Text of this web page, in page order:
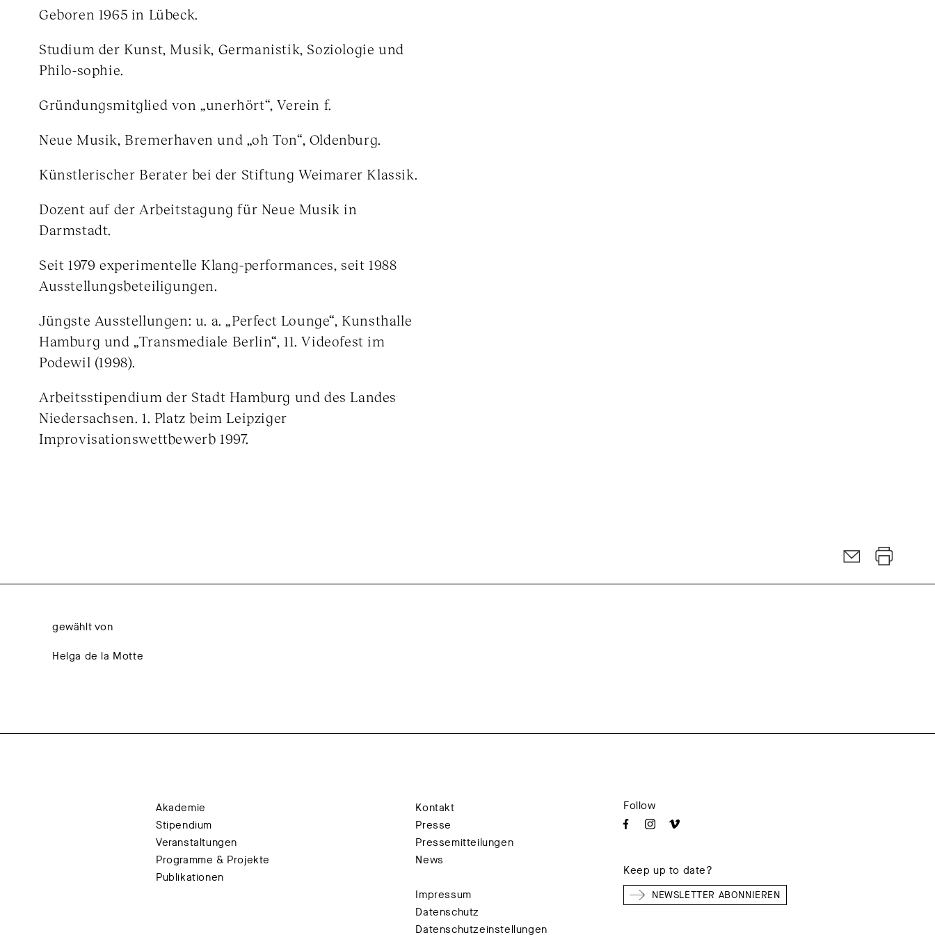
Geboren 1965 in Lübeck.
Studium der Kunst, Musik, Germanistik, Soziologie und
Philo-sophie.
Gründungsmitglied von „unerhört“, Verein f.
Neue Musik, Bremerhaven und „oh Ton“, Oldenburg.
Künstlerischer Berater bei der Stiftung Weimarer Klassik.
Dozent auf der Arbeitstagung für Neue Musik in
Darmstadt.
Seit 1979 experimentelle Klang-performances, seit 1988
Ausstellungsbeteiligungen.
Jüngste Ausstellungen: u. a. „Perfect Lounge“, Kunsthalle
Hamburg und „Transmediale Berlin“, 11. Videofest im
Podewil (1998).
Arbeitsstipendium der Stadt Hamburg und des Landes
Niedersachsen. 1. Platz beim Leipziger
Improvisationswettbewerb 1997.
gewählt von
Helga de la Motte
Akademie
Stipendium
Veranstaltungen
Programme & Projekte
Publikationen
Kontakt
Presse
Pressemitteilungen
News
Impressum
Datenschutz
Datenschutzeinstellungen
Follow
Keep up to date?
NEWSLETTER ABONNIEREN